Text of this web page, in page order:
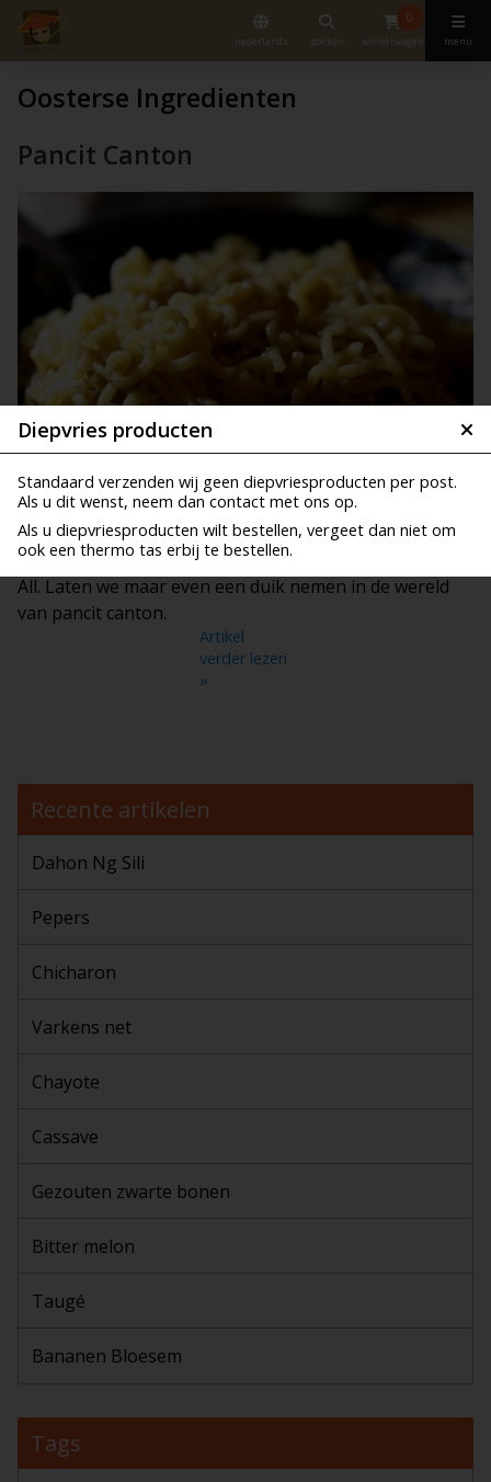
nederlands zoeken
0
winkelwagen menu
Diepvries producten
Standaard verzenden wij geen diepvriesproducten per post.
Als u dit wenst, neem dan contact met ons op.
Als u diepvriesproducten wilt bestellen, vergeet dan niet om
ook een thermo tas erbij te bestellen.
Oosterse Ingredienten
Pancit Canton
Instant Pancit Canton is de afgelopen tijd niet weg te
slaan uit de lijst bestverkochte producten op Toko 4
All. Laten we maar even een duik nemen in de wereld
van pancit canton.
Artikel
verder lezen
»
Recente artikelen
Dahon Ng Sili
Pepers
Chicharon
Varkens net
Chayote
Cassave
Gezouten zwarte bonen
Bitter melon
Taugé
Bananen Bloesem
Tags